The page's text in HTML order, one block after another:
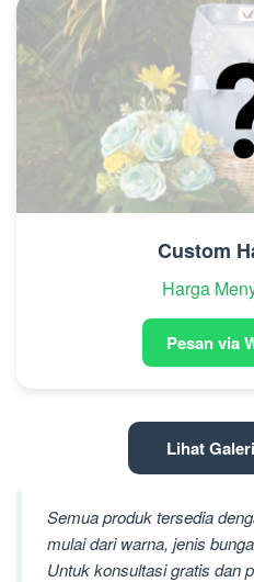
Custom
Harga
Pesan via
Lihat
Semua produk tersedia
mulai dari warna, jenis
Untuk konsultasi gratis dan